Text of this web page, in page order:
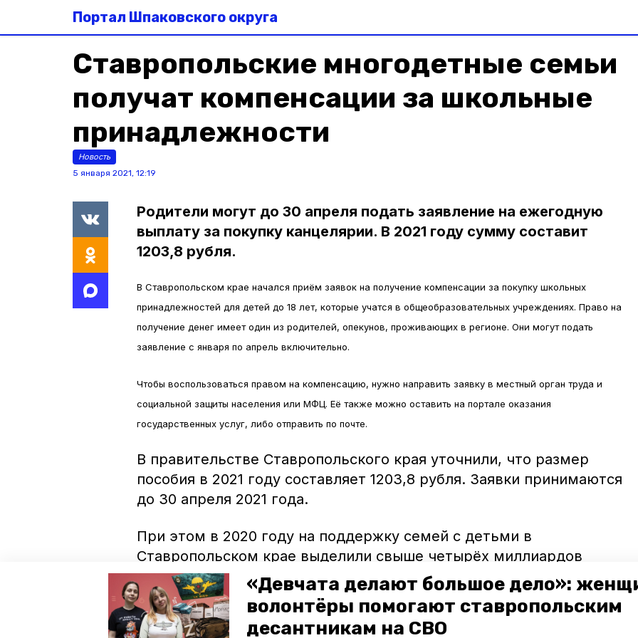
«Девчата делают большое дело»:
волонтёры помогают ставропольским
десантникам на СВО
Портал Шпаковского округа
Ставропольские многодетные семьи
получат компенсации за школьные
принадлежности
Новость
5 января 2021, 12:19
Родители могут до 30 апреля подать заявление на ежегодную
выплату за покупку канцелярии. В 2021 году сумму составит
1203,8 рубля.
В Ставропольском крае начался приём заявок на получение компенсации за покупку школьных
принадлежностей для детей до 18 лет, которые учатся в общеобразовательных учреждениях. Право на
получение денег имеет один из родителей, опекунов, проживающих в регионе. Они могут подать
заявление с января по апрель включительно.
Чтобы воспользоваться правом на компенсацию, нужно направить заявку в местный орган труда и
социальной защиты населения или МФЦ. Её также можно оставить на портале оказания
государственных услуг, либо отправить по почте.
В правительстве Ставропольского края уточнили, что размер
пособия в 2021 году составляет 1203,8 рубля. Заявки принимаются
до 30 апреля 2021 года.
При этом в 2020 году на поддержку семей с детьми в
Ставропольском крае выделили свыше четырёх миллиардов
рублей. 130 миллионов из этой суммы направили из краевого
бюджета. Поддержка осуществлялась в рамках регионального
проекта «Финансовая поддержка семей при рождении детей на